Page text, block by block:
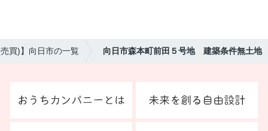
買)】向日市の一覧 向日市森本町前田５号地 建築条件無土地